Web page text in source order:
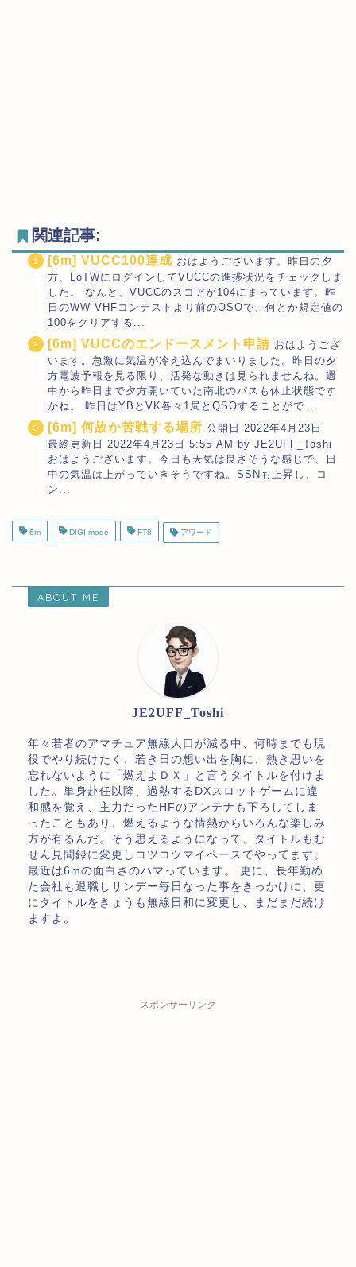
関連記事:
[6m] VUCC100達成 おはようございます。昨日の夕
方、LoTWにログインしてVUCCの進捗状況をチェックしま
した。 なんと、VUCCのスコアが104にまっています。昨
日のWW VHFコンテストより前のQSOで、何とか規定値の
100をクリアする...
[6m] VUCCのエンドースメント申請 おはようござ
います。急激に気温が冷え込んでまいりました。昨日の夕
方電波予報を見る限り、活発な動きは見られませんね。週
中から昨日まで夕方開いていた南北のパスも休止状態です
かね。 昨日はYBとVK各々1局とQSOすることがで...
[6m] 何故か苦戦する場所 公開日 2022年4月23日
最終更新日 2022年4月23日 5:55 AM by JE2UFF_Toshi
おはようございます。今日も天気は良さそうな感じで、日
中の気温は上がっていきそうですね。SSNも上昇し、コ
ン...
6m DIGI mode FT8 アワード
ABOUT ME
JE2UFF_Toshi
年々若者のアマチュア無線人口が減る中、何時までも現
役でやり続けたく、若き日の想い出を胸に、熱き思いを
忘れないように「燃えよＤＸ」と言うタイトルを付けま
した。単身赴任以降、過熱するDXスロットゲームに違
和感を覚え、主力だったHFのアンテナも下ろしてしま
ったこともあり、燃えるような情熱からいろんな楽しみ
方が有るんだ。そう思えるようになって、タイトルもむ
せん見聞録に変更しコツコツマイペースでやってます。
最近は6mの面白さのハマっています。 更に、長年勤め
た会社も退職しサンデー毎日なった事をきっかけに、更
にタイトルをきょうも無線日和に変更し、まだまだ続け
ますよ。
スポンサーリンク